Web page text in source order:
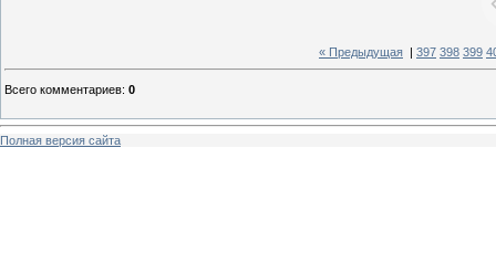
« Предыдущая 397 398 399
Всего комментариев: 0
Полная версия сайта